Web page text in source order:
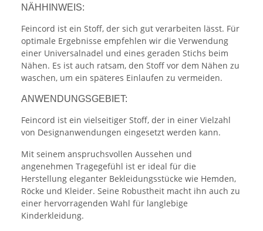
NÄHHINWEIS:
Feincord ist ein Stoff, der sich gut verarbeiten lässt. Für
optimale Ergebnisse empfehlen wir die Verwendung
einer Universalnadel und eines geraden Stichs beim
Nähen. Es ist auch ratsam, den Stoff vor dem Nähen zu
waschen, um ein späteres Einlaufen zu vermeiden.
ANWENDUNGSGEBIET:
Feincord ist ein vielseitiger Stoff, der in einer Vielzahl
von Designanwendungen eingesetzt werden kann.
Mit seinem anspruchsvollen Aussehen und
angenehmen Tragegefühl ist er ideal für die
Herstellung eleganter Bekleidungsstücke wie Hemden,
Röcke und Kleider. Seine Robustheit macht ihn auch zu
einer hervorragenden Wahl für langlebige
Kinderkleidung.